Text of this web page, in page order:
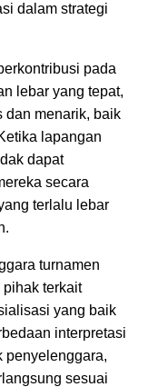
dalam strategi
pada
lebar yang tepat,
dan menarik, baik
lapangan
dapat
secara
terlalu lebar
turnamen
terkait
yang baik
interpretasi
penyelenggara,
sesuai